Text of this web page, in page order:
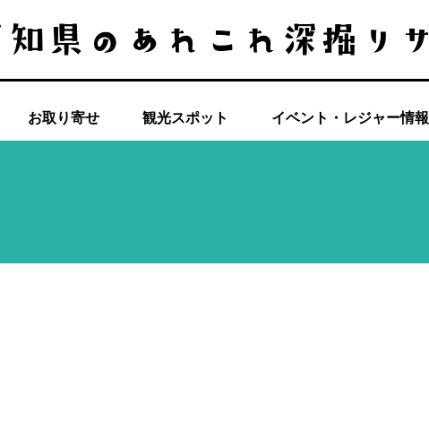
お取り寄せ 観光スポット イベント・レジャー情報